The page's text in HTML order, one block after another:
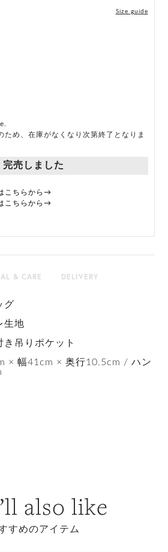
Size guide
ため、在庫がなくなり次第終了となりま
完売しました
こちらから→
こちらから→
& CARE DELIVERY
グ
生地
き吊りポケット
× 幅41cm × 奥行10.5cm / ハン
also like
すめのアイテム